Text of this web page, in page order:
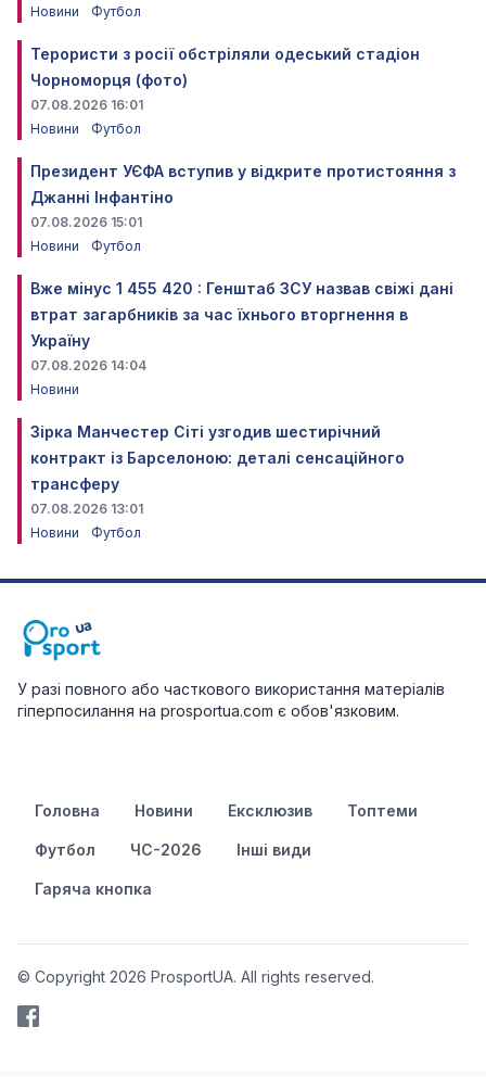
Новини
Футбол
Терористи з росії обстріляли одеський стадіон
Чорноморця (фото)
07.08.2026 16:01
Новини
Футбол
Президент УЄФА вступив у відкрите протистояння з
Джанні Інфантіно
07.08.2026 15:01
Новини
Футбол
Вже мінус 1 455 420 : Генштаб ЗСУ назвав свіжі дані
втрат загарбників за час їхнього вторгнення в
Україну
07.08.2026 14:04
Новини
Зірка Манчестер Сіті узгодив шестирічний
контракт із Барселоною: деталі сенсаційного
трансферу
07.08.2026 13:01
Новини
Футбол
У разі повного або часткового використання матеріалів
гіперпосилання на prosportua.com є обов'язковим.
Головна Новини Ексклюзив Топтеми
Футбол ЧС-2026 Інші види
Гаряча кнопка
© Copyright 2026 ProsportUA. All rights reserved.